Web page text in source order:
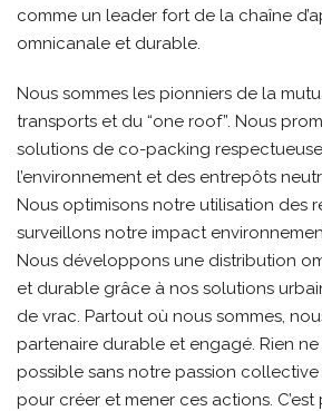
comme un leader fort de la chaîne
omnicanale et durable.
Nous sommes les pionniers de la
transports et du “one roof”. Nous
solutions de co-packing
l’environnement et des entrepôts
Nous optimisons notre utilisation des
surveillons notre impact
Nous développons une distribution
et durable grâce à nos solutions
de vrac. Partout où nous sommes,
partenaire durable et engagé. Rien
possible sans notre passion
pour créer et mener ces actions.